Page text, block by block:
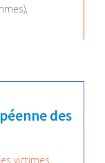
des
victimes